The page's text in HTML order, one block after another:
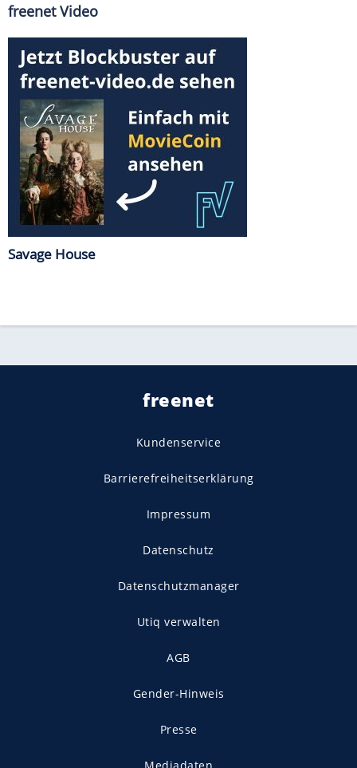
freenet Video
Savage House
freenet
Kundenservice
Barrierefreiheitserklärung
Impressum
Datenschutz
Datenschutzmanager
Utiq verwalten
AGB
Gender-Hinweis
Presse
Mediadaten